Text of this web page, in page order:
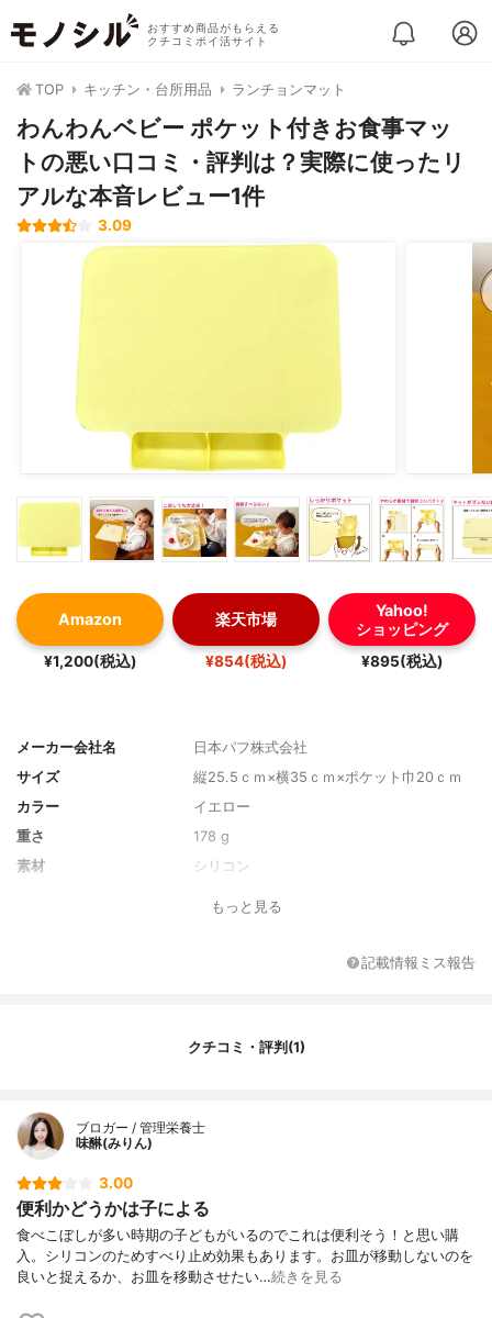
おすすめ商品がもらえる
クチコミポイ活サイト
TOP キッチン・台所用品 ランチョンマット
わんわんベビー ポケット付きお食事マッ
トの悪い口コミ・評判は？実際に使ったリ
アルな本音レビュー1件
3.09
Amazon
¥1,200(税込)
楽天市場
¥854(税込)
Yahoo!
ショッピング
¥895(税込)
メーカー会社名
日本パフ株式会社
サイズ
縦25.5ｃｍ×横35ｃｍ×ポケット巾20ｃｍ
カラー
イエロー
重さ
178 g
素材
シリコン
もっと見る
記載情報ミス報告
クチコミ・評判(1)
ブロガー / 管理栄養士
味醂(みりん)
3.00
便利かどうかは子による
食べこぼしが多い時期の子どもがいるのでこれは便利そう！と思い購
入。シリコンのためすべり止め効果もあります。お皿が移動しないのを
良いと捉えるか、お皿を移動させたい…続きを見る